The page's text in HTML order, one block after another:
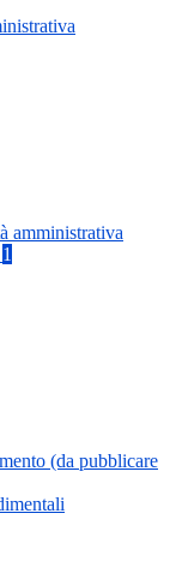
amministrativa
1
(da pubblicare